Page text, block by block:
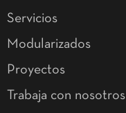
Servicios
Modularizados
Proyectos
Trabaja con nosotros